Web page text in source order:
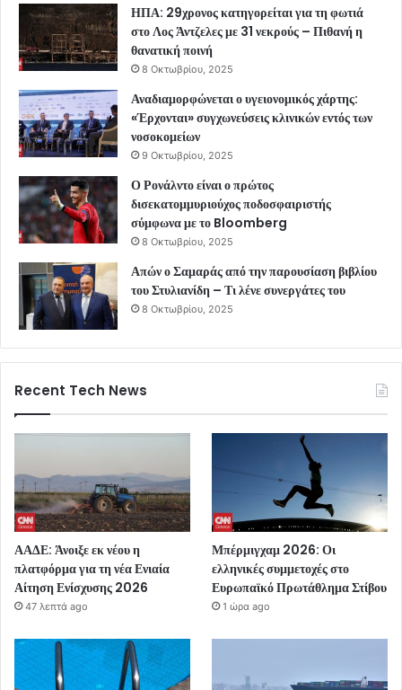
ΗΠΑ: 29χρονος κατηγορείται για τη φωτιά
στο Λος Άντζελες με 31 νεκρούς – Πιθανή η
θανατική ποινή
8 Οκτωβρίου, 2025
Αναδιαμορφώνεται ο υγειονομικός χάρτης:
«Έρχονται» συγχωνεύσεις κλινικών εντός των
νοσοκομείων
9 Οκτωβρίου, 2025
Ο Ρονάλντο είναι ο πρώτος
δισεκατομμυριούχος ποδοσφαιριστής
σύμφωνα με το Bloomberg
8 Οκτωβρίου, 2025
Απών ο Σαμαράς από την παρουσίαση βιβλίου
του Στυλιανίδη – Τι λένε συνεργάτες του
8 Οκτωβρίου, 2025
Recent Tech News
ΑΑΔΕ: Άνοιξε εκ νέου η
πλατφόρμα για τη νέα Ενιαία
Αίτηση Ενίσχυσης 2026
47 λεπτά ago
Μπέρμιγχαμ 2026: Οι
ελληνικές συμμετοχές στο
Ευρωπαϊκό Πρωτάθλημα Στίβου
1 ώρα ago